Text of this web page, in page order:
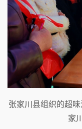
张家川县组织的超
家